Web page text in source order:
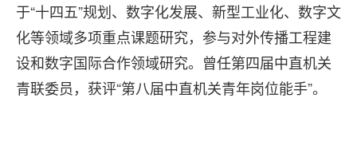
于“十四五”规划、数字化发展、新型工业化、数字文
化等领域多项重点课题研究，参与对外传播工程建
设和数字国际合作领域研究。曾任第四届中直机关
青联委员，获评“第八届中直机关青年岗位能手”。